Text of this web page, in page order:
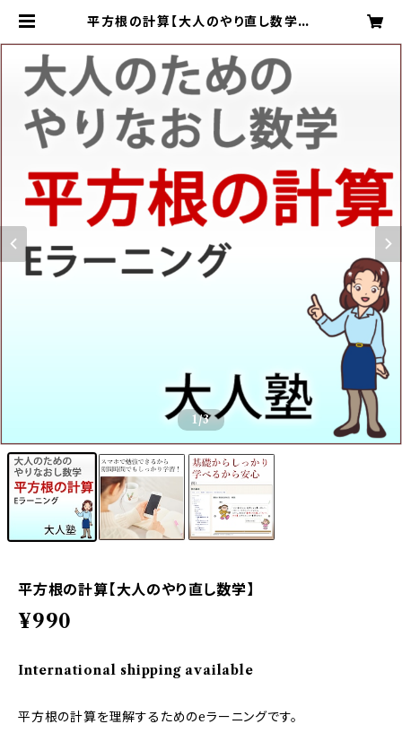
平方根の計算【大人のやり直し数学】 |
1/3
平方根の計算【大人のやり直し数学】
¥990
International shipping available
平方根の計算を理解するためのeラーニングです。